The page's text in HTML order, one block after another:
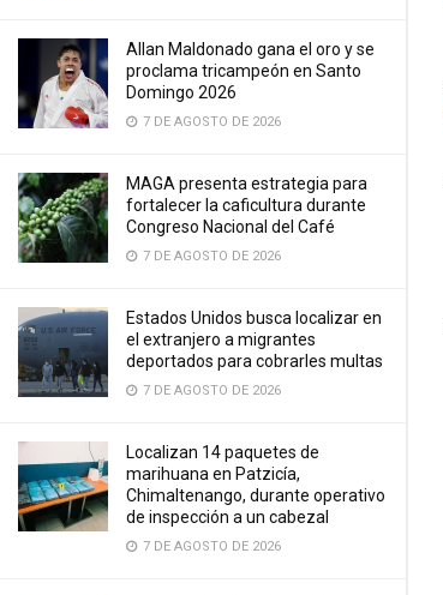
Allan Maldonado gana el oro y se
proclama tricampeón en Santo
Domingo 2026
7 DE AGOSTO DE 2026
MAGA presenta estrategia para
fortalecer la caficultura durante
Congreso Nacional del Café
7 DE AGOSTO DE 2026
Estados Unidos busca localizar en
el extranjero a migrantes
deportados para cobrarles multas
7 DE AGOSTO DE 2026
Localizan 14 paquetes de
marihuana en Patzicía,
Chimaltenango, durante operativo
de inspección a un cabezal
7 DE AGOSTO DE 2026